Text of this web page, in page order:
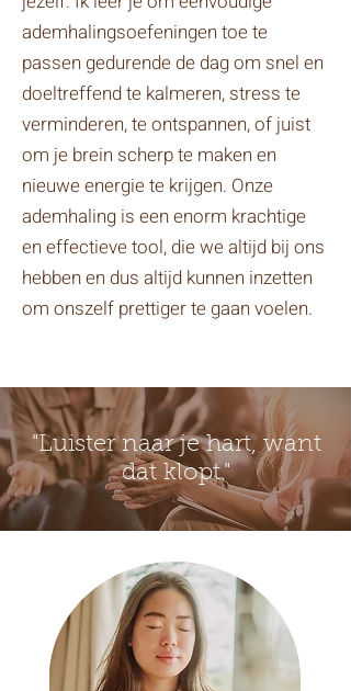
ademhalingsoefeningen toe te
passen gedurende de dag om snel en
doeltreffend te kalmeren, stress te
verminderen, te ontspannen, of juist
om je brein scherp te maken en
nieuwe energie te krijgen. Onze
ademhaling is een enorm krachtige
en effectieve tool, die we altijd bij ons
hebben en dus altijd kunnen inzetten
om onszelf prettiger te gaan voelen.
"Luister naar je hart, want
dat klopt."